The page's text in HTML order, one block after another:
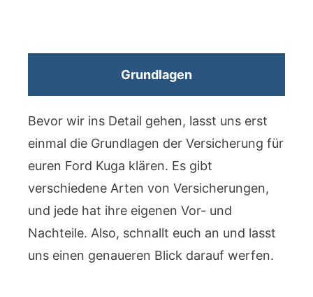
Grundlagen
Bevor wir ins Detail gehen, lasst uns erst
einmal die Grundlagen der Versicherung für
euren Ford Kuga klären. Es gibt
verschiedene Arten von Versicherungen,
und jede hat ihre eigenen Vor- und
Nachteile. Also, schnallt euch an und lasst
uns einen genaueren Blick darauf werfen.